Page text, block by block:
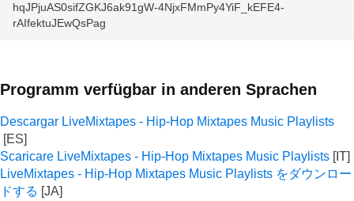
hqJPjuAS0sifZGKJ6ak91gW-4NjxFMmPy4YiF_kEFE4-
rAIfektuJEwQsPag
Programm verfügbar in anderen Sprachen
Descargar LiveMixtapes - Hip-Hop Mixtapes Music Playlists
Scaricare LiveMixtapes - Hip-Hop Mixtapes Music Playlists
LiveMixtapes - Hip-Hop Mixtapes Music Playlists をダウンロー
ドする